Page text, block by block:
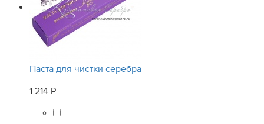
Паста для чистки серебра
1 214 Р